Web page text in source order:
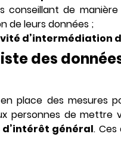
de
de leurs données ;
d’intermédiation
des
place des mesures
personnes de mettre
général.